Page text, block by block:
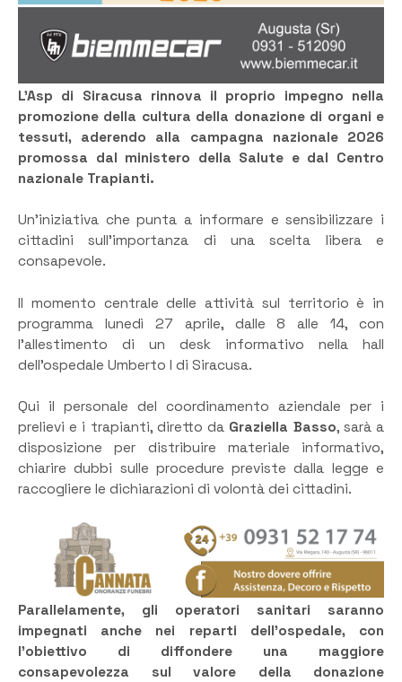
L’Asp di Siracusa rinnova il proprio impegno nella
promozione della cultura della donazione di organi e
tessuti, aderendo alla campagna nazionale 2026
promossa dal ministero della Salute e dal Centro
nazionale Trapianti.
Un’iniziativa che punta a informare e sensibilizzare i
cittadini sull’importanza di una scelta libera e
consapevole.
Il momento centrale delle attività sul territorio è in
programma lunedì 27 aprile, dalle 8 alle 14, con
l’allestimento di un desk informativo nella hall
dell’ospedale Umberto I di Siracusa.
Qui il personale del coordinamento aziendale per i
prelievi e i trapianti, diretto da Graziella Basso, sarà a
disposizione per distribuire materiale informativo,
chiarire dubbi sulle procedure previste dalla legge e
raccogliere le dichiarazioni di volontà dei cittadini.
Parallelamente, gli operatori sanitari saranno
impegnati anche nei reparti dell’ospedale, con
l’obiettivo di diffondere una maggiore
consapevolezza sul valore della donazione